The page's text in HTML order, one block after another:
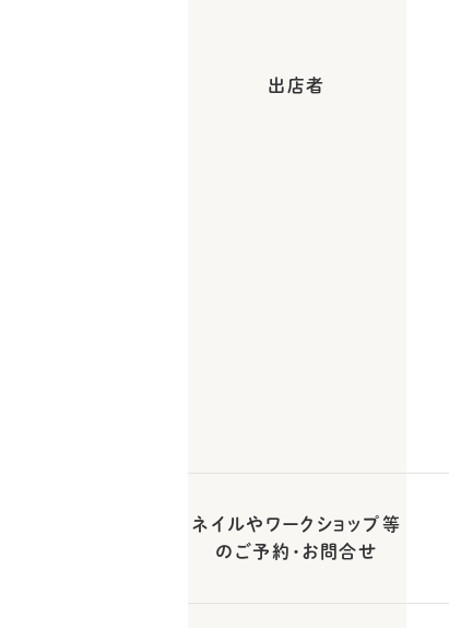
出店者
ネイルやワークショップ等
のご予約・お問合せ